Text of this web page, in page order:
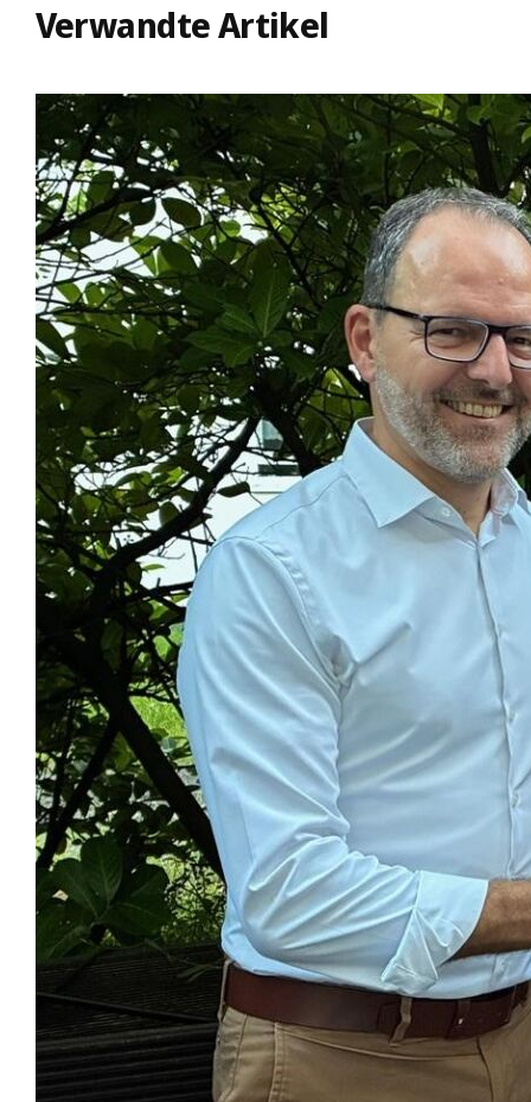
Verwandte Artikel